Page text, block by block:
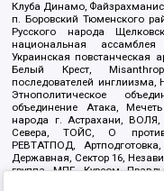
Клуба Динамо,
п. Боровский Тюменского
Русского народа
национальная
Украинская повстанческая
Белый Крест,
последователей
Этнополитическое
объединение Атака,
народа г. Астрахани, ВОЛЯ,
Севера, ТОЙС, О
РЕВТАТПОД,
Державная, Сектор 16,
группа МПГ, Курсом